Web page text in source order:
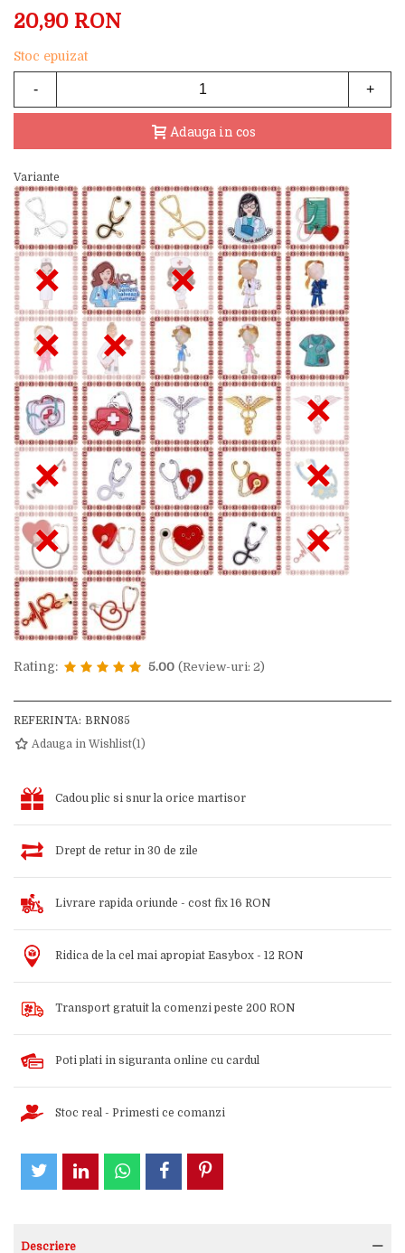
20,90 RON
Stoc epuizat
- +
Adauga in cos
Variante
×
×
×
×
×
×
×
×
×
Rating: 5.00 (Review-uri: 2)
REFERINTA: BRN085
Adauga in Wishlist(1)
Cadou plic si snur la orice martisor
Drept de retur in 30 de zile
Livrare rapida oriunde - cost fix 16 RON
Ridica de la cel mai apropiat Easybox - 12 RON
Transport gratuit la comenzi peste 200 RON
Poti plati in siguranta online cu cardul
Stoc real - Primesti ce comanzi
Descriere